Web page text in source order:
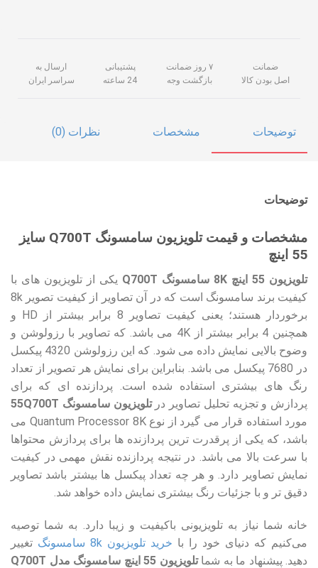
ضمانت
اصل بودن کالا
۷ روز ضمانت
بازگشت وجه
پشتیبانی
24 ساعته
ارسال به
سراسر ایران
توضیحات مشخصات نظرات (0)
توضیحات
مشخصات و قیمت تلویزیون سامسونگ Q700T سایز
55 اینچ
تلویزیون 55 اینچ 8K سامسونگ Q700T
یکی از تلویزیون های با
کیفیت برند سامسونگ است که در آن تصاویر از کیفیت تصویر 8k
برخوردار هستند؛ یعنی کیفیت تصاویر 8 برابر بیشتر از HD و
همچنین 4 برابر بیشتر از 4K می باشد. که تصاویر با رزولوشن و
وضوح بالایی نمایش داده می شود. که این رزولوشن 4320 پیکسل
در 7680 پیکسل می باشد. بنابراین برای نمایش هر تصویر از تعداد
رنگ های بیشتری استفاده شده است. پردازنده ای که برای
پردازش و تجزیه تحلیل تصاویر درتلویزیون سامسونگ 55Q700T
مورد استفاده قرار می گیرد از نوع Quantum Processor 8K می
باشد، که یکی از پرقدرت ترین پردازنده ها برای پردازش محتواها
با سرعت بالا می باشد. در نتیجه پردازنده نقش مهمی در کیفیت
نمایش تصاویر دارد. و هر چه تعداد پیکسل ها بیشتر باشد تصاویر
دقیق تر و با جزئیات رنگ بیشتری نمایش داده خواهد شد.
خانه شما نیاز به تلویزیونی باکیفیت و زیبا دارد. به شما توصیه
می‌کنیم که دنیای خود را با خرید تلویزیون‌ 8k سامسونگ
تغییر
دهید. پیشنهاد ما به شماتلویزیون 55 اینچ سامسونگ مدل Q700T